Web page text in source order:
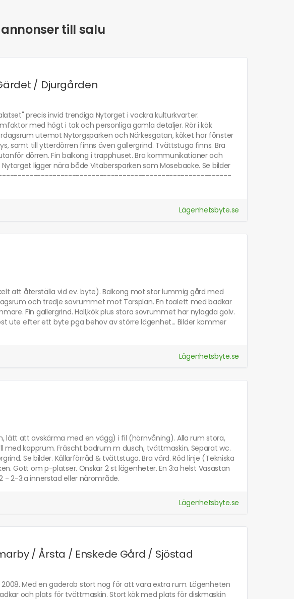
till salu
/ Djurgården
precis invid trendiga Nytorget i vackra kulturkvarter.
med högt i tak och personliga gamla detaljer. Rör i kök
utemot Nytorgsparken och Närkesgatan, köket har fönster
samt till ytterdörren finns även gallergrind. Tvättstuga finns. Bra
dörren. Fin balkong i trapphuset. Bra kommunikationer och
ligger nära både Vitabersparken som Mosebacke. Se bilder
---------------------------------------------------------------
Lägenhetsbyte.se
att återställa vid ev. byte). Balkong mot stor lummig gård med
och tredje sovrummet mot Torsplan. En toalett med badkar
Fin gallergrind. Hall,kök plus stora sovrummet har nylagda golv.
ute efter ett byte pga behov av större lägenhet... Bilder kommer
Lägenhetsbyte.se
lätt att avskärma med en vägg) i fil (hörnvåning). Alla rum stora,
kapprum. Fräscht badrum m dusch, tvättmaskin. Separat wc.
Se bilder. Källarförråd & tvättstuga. Bra värd. Röd linje (Tekniska
Gott om p-platser. Önskar 2 st lägenheter. En 3:a helst Vasastan
- 2-3:a innerstad eller närområde.
Lägenhetsbyte.se
/ Årsta / Enskede Gård / Sjöstad
Med en gaderob stort nog för att vara extra rum. Lägenheten
och plats för tvättmaskin. Stort kök med plats för diskmaskin